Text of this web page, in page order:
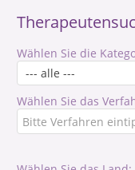
Wählen Sie die
Wählen Sie das